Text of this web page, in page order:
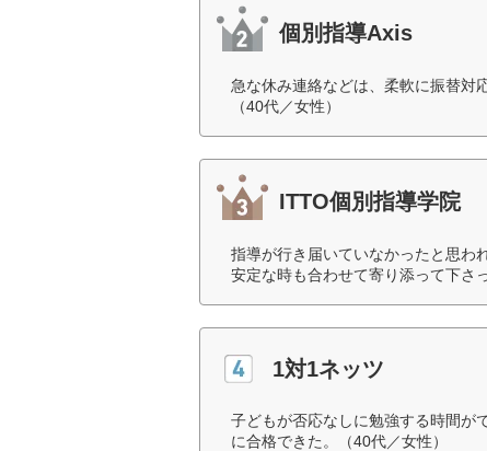
個別指導Axis
急な休み連絡などは、柔軟に振替対
（40代／女性）
ITTO個別指導学院
指導が行き届いていなかったと思わ
安定な時も合わせて寄り添って下さ
1対1ネッツ
子どもが否応なしに勉強する時間が
に合格できた。（40代／女性）